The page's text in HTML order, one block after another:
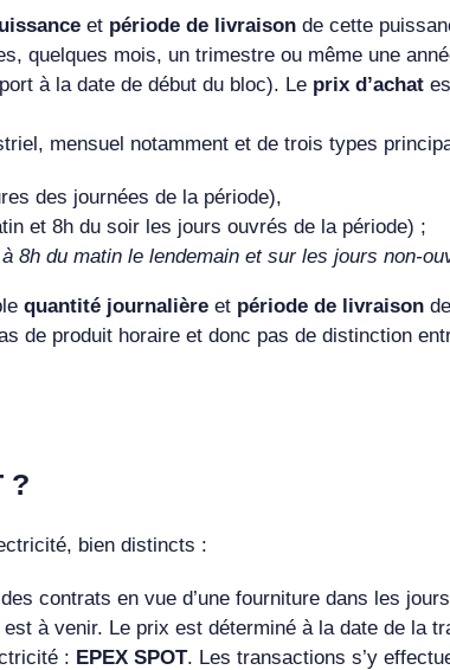
et période de livraison de cette
quelques mois, un trimestre ou même une
à la date de début du bloc). Le prix d’achat
mensuel notamment et de trois types
des journées de la période),
et 8h du soir les jours ouvrés de la période) ;
8h du matin le lendemain et sur les jours non-
quantité journalièreet période de livraison
de produit horaire et donc pas de distinction
?
bien distincts :
contrats en vue d’une fourniture dans les
à venir. Le prix est déterminé à la date de la
: EPEX SPOT. Les transactions s’y